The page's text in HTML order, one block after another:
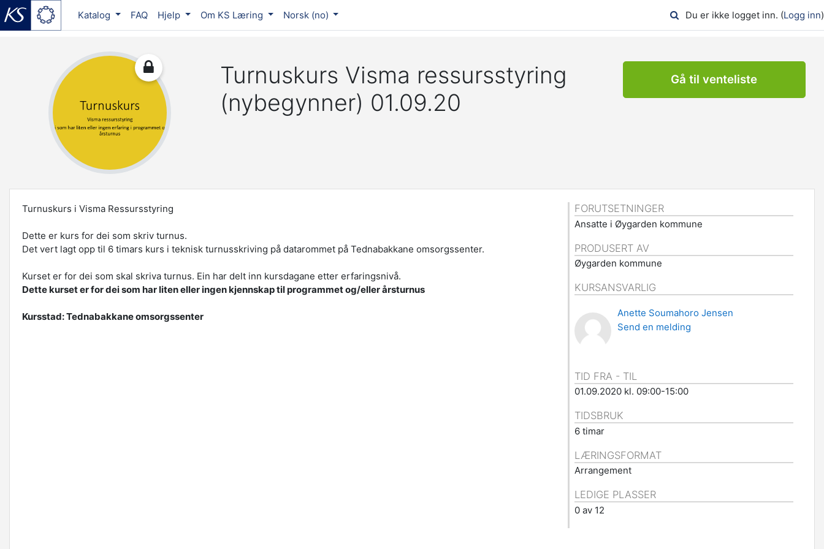
Katalog FAQ Hjelp Om KS Læring Norsk ‎(no)‎ Du er ikke logget inn. (Logg inn)
Turnuskurs Visma ressursstyring
(nybegynner) 01.09.20
Gå til venteliste
Turnuskurs i Visma Ressursstyring
Dette er kurs for dei som skriv turnus.
Det vert lagt opp til 6 timars kurs i teknisk turnusskriving på datarommet på Tednabakkane omsorgssenter.
Kurset er for dei som skal skriva turnus. Ein har delt inn kursdagane etter erfaringsnivå.
Dette kurset er for dei som har liten eller ingen kjennskap til programmet og/eller årsturnus
Kursstad: Tednabakkane omsorgssenter
FORUTSETNINGER
Ansatte i Øygarden kommune
PRODUSERT AV
Øygarden kommune
KURSANSVARLIG
Anette Soumahoro Jensen
Send en melding
TID FRA - TIL
01.09.2020 kl. 09:00-15:00
TIDSBRUK
6 timar
LÆRINGSFORMAT
Arrangement
LEDIGE PLASSER
0 av 12